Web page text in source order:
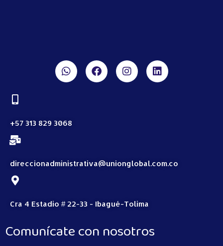
+57 313 829 3068
direccionadministrativa@unionglobal.com.co
Cra 4 Estadio # 22-33 - Ibagué-Tolima
Comunícate con nosotros